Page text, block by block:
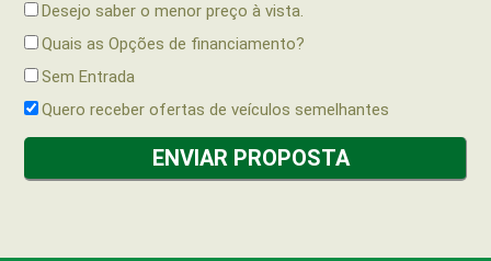
Desejo saber o menor preço à vista.
Quais as Opções de financiamento?
Sem Entrada
Quero receber ofertas de veículos semelhantes